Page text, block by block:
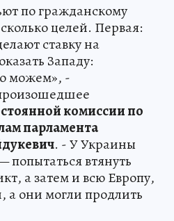
по гражданскому
целей. Первая:
ставку на
Западу:
можем», -
комиссии по
парламента
. - У Украины
втянуть
а затем и всю Европу,
а они могли продлить